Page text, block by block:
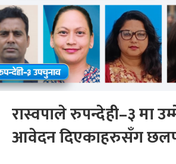
रास्वपाले रुपन्देही–३ मा
आवेदन दिएकाहरुसँग